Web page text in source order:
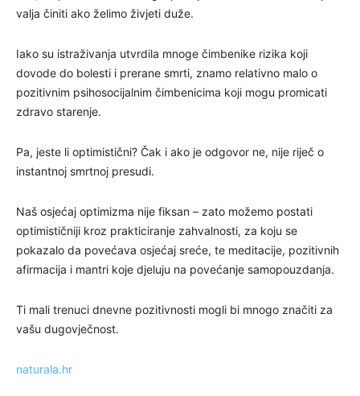
valja činiti ako želimo živjeti duže.
Iako su istraživanja utvrdila mnoge čimbenike rizika koji
dovode do bolesti i prerane smrti, znamo relativno malo o
pozitivnim psihosocijalnim čimbenicima koji mogu promicati
zdravo starenje.
Pa, jeste li optimistični? Čak i ako je odgovor ne, nije riječ o
instantnoj smrtnoj presudi.
Naš osjećaj optimizma nije fiksan – zato možemo postati
optimističniji kroz prakticiranje zahvalnosti, za koju se
pokazalo da povećava osjećaj sreće, te meditacije, pozitivnih
afirmacija i mantri koje djeluju na povećanje samopouzdanja.
Ti mali trenuci dnevne pozitivnosti mogli bi mnogo značiti za
vašu dugovječnost.
naturala.hr